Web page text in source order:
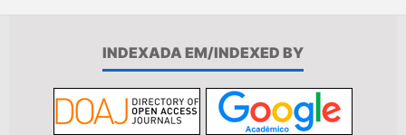
INDEXADA EM/INDEXED BY